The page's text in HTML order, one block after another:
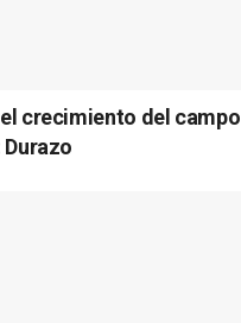
crecimiento del campo